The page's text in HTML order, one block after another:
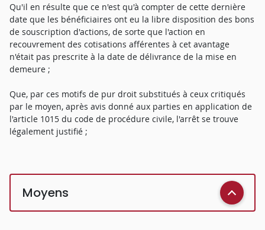
Qu'il en résulte que ce n'est qu'à compter de cette dernière
date que les bénéficiaires ont eu la libre disposition des bons
de souscription d'actions, de sorte que l'action en
recouvrement des cotisations afférentes à cet avantage
n'était pas prescrite à la date de délivrance de la mise en
demeure ;
Que, par ces motifs de pur droit substitués à ceux critiqués
par le moyen, après avis donné aux parties en application de
l'article 1015 du code de procédure civile, l'arrêt se trouve
légalement justifié ;
Moyens